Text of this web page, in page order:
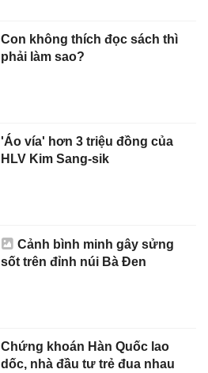
Con không thích đọc sách thì
phải làm sao?
'Áo vía' hơn 3 triệu đồng của
HLV Kim Sang-sik
Cảnh bình minh gây sửng
sốt trên đỉnh núi Bà Đen
Chứng khoán Hàn Quốc lao
dốc, nhà đầu tư trẻ đua nhau